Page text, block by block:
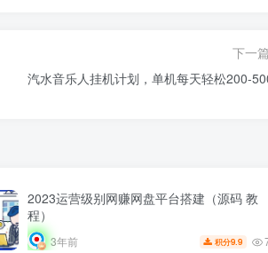
下一篇
汽水音乐人挂机计划，单机每天轻松200-
2023运营级别网赚网盘平台搭建（源码 教
程）
3年前 积分9.9